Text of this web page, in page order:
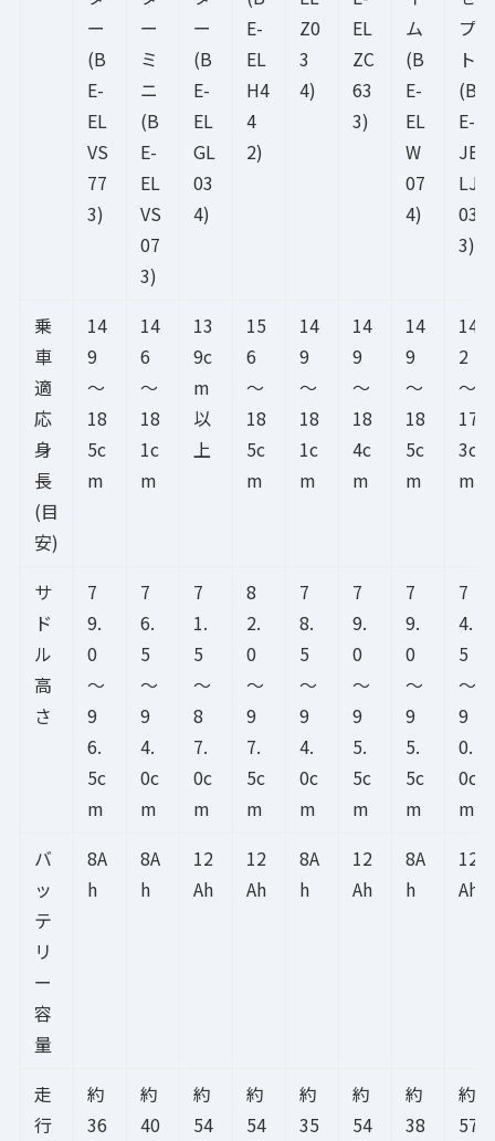
ー
(B
E-
EL
VS
77
3)
ー
ミ
ニ
(B
E-
EL
VS
07
3)
ー
(B
E-
EL
GL
03
4)
E-
EL
H4
4
2)
Z0
3
4)
EL
ZC
63
3)
ム
(B
E-
EL
W
07
4)
プ
ト
(B
E-
JE
LJ
03
3)
乗
車
適
応
身
長
(目
安)
14
9
～
18
5c
m
14
6
～
18
1c
m
13
9c
m
以
上
15
6
～
18
5c
m
14
9
～
18
1c
m
14
9
～
18
4c
m
14
9
～
18
5c
m
14
2
～
17
3c
m
サ
ド
ル
高
さ
7
9.
0
～
9
6.
5c
m
7
6.
5
～
9
4.
0c
m
7
1.
5
～
8
7.
0c
m
8
2.
0
～
9
7.
5c
m
7
8.
5
～
9
4.
0c
m
7
9.
0
～
9
5.
5c
m
7
9.
0
～
9
5.
5c
m
7
4.
5
～
9
0.
0c
m
バ
ッ
テ
リ
ー
容
量
8A
h
8A
h
12
Ah
12
Ah
8A
h
12
Ah
8A
h
12
Ah
走
行
約
36
約
40
約
54
約
54
約
35
約
54
約
38
約
57